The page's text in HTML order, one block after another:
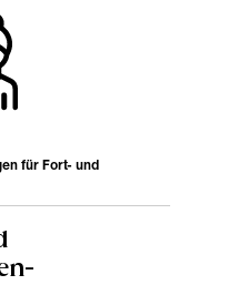
für Fort- und